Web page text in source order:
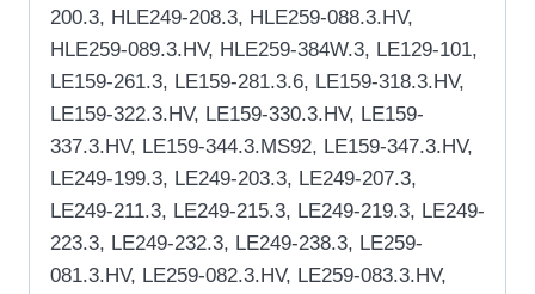
200.3, HLE249-208.3, HLE259-088.3.HV,
HLE259-089.3.HV, HLE259-384W.3, LE129-101,
LE159-261.3, LE159-281.3.6, LE159-318.3.HV,
LE159-322.3.HV, LE159-330.3.HV, LE159-
337.3.HV, LE159-344.3.MS92, LE159-347.3.HV,
LE249-199.3, LE249-203.3, LE249-207.3,
LE249-211.3, LE249-215.3, LE249-219.3, LE249-
223.3, LE249-232.3, LE249-238.3, LE259-
081.3.HV, LE259-082.3.HV, LE259-083.3.HV,